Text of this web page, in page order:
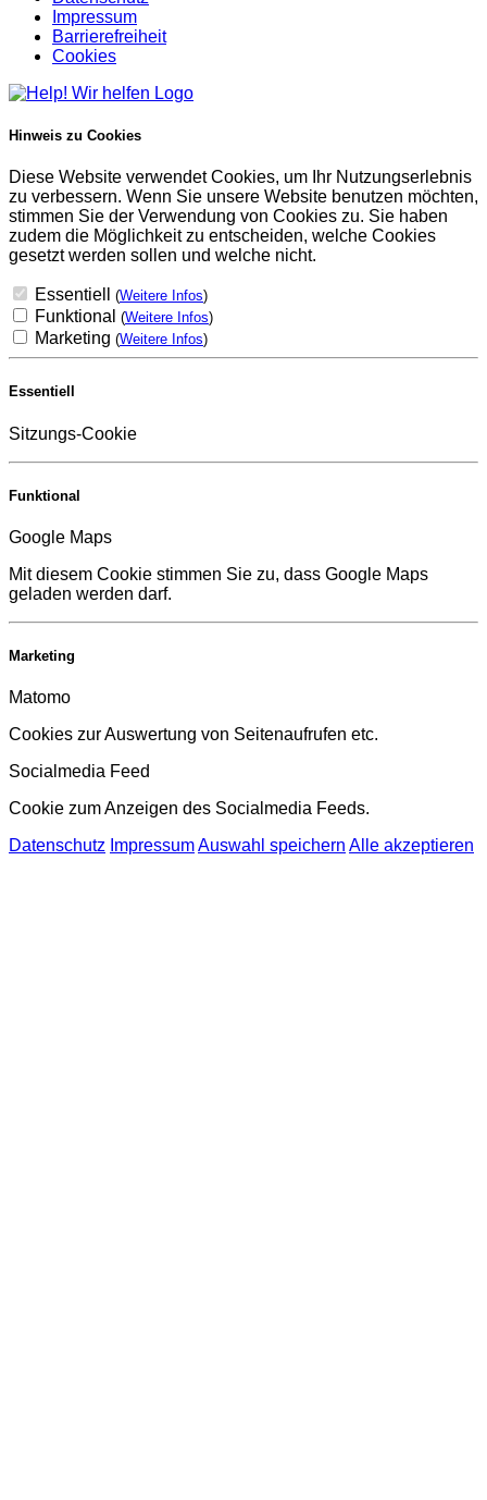
Impressum
Barrierefreiheit
Cookies
Hinweis zu Cookies
Diese Website verwendet Cookies, um Ihr Nutzungserlebnis
zu verbessern. Wenn Sie unsere Website benutzen möchten,
stimmen Sie der Verwendung von Cookies zu. Sie haben
zudem die Möglichkeit zu entscheiden, welche Cookies
gesetzt werden sollen und welche nicht.
Essentiell (Weitere Infos)
Funktional (Weitere Infos)
Marketing (Weitere Infos)
Essentiell
Sitzungs-Cookie
Funktional
Google Maps
Mit diesem Cookie stimmen Sie zu, dass Google Maps
geladen werden darf.
Marketing
Matomo
Cookies zur Auswertung von Seitenaufrufen etc.
Socialmedia Feed
Cookie zum Anzeigen des Socialmedia Feeds.
Datenschutz ImpressumAuswahl speichern Alle akzeptieren